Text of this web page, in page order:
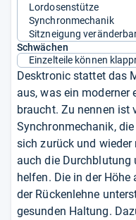
Lordosenstütze
Synchronmechanik
Sitzneigung
Schwächen
Einzelteile können
Desktronic stattet das
aus, was ein moderner
braucht. Zu nennen ist
Synchronmechanik,
sich zurück und
auch die Durchblutung
helfen. Die in der
der Rückenlehne
gesunden Haltung.